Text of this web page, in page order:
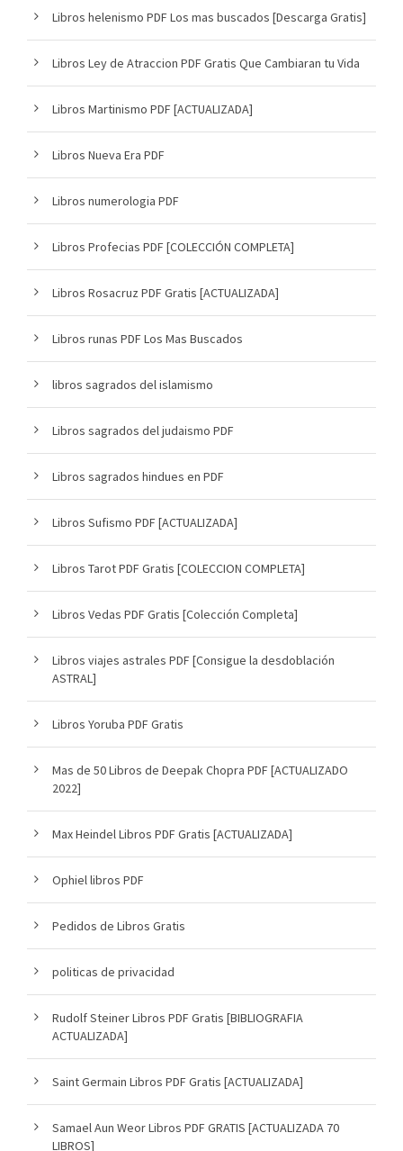
Libros helenismo PDF Los mas buscados [Descarga Gratis]
Libros Ley de Atraccion PDF Gratis Que Cambiaran tu Vida
Libros Martinismo PDF [ACTUALIZADA]
Libros Nueva Era PDF
Libros numerologia PDF
Libros Profecias PDF [COLECCIÓN COMPLETA]
Libros Rosacruz PDF Gratis [ACTUALIZADA]
Libros runas PDF Los Mas Buscados
libros sagrados del islamismo
Libros sagrados del judaismo PDF
Libros sagrados hindues en PDF
Libros Sufismo PDF [ACTUALIZADA]
Libros Tarot PDF Gratis [COLECCION COMPLETA]
Libros Vedas PDF Gratis [Colección Completa]
Libros viajes astrales PDF [Consigue la desdoblación
ASTRAL]
Libros Yoruba PDF Gratis
Mas de 50 Libros de Deepak Chopra PDF [ACTUALIZADO
2022]
Max Heindel Libros PDF Gratis [ACTUALIZADA]
Ophiel libros PDF
Pedidos de Libros Gratis
politicas de privacidad
Rudolf Steiner Libros PDF Gratis [BIBLIOGRAFIA
ACTUALIZADA]
Saint Germain Libros PDF Gratis [ACTUALIZADA]
Samael Aun Weor Libros PDF GRATIS [ACTUALIZADA 70
LIBROS]